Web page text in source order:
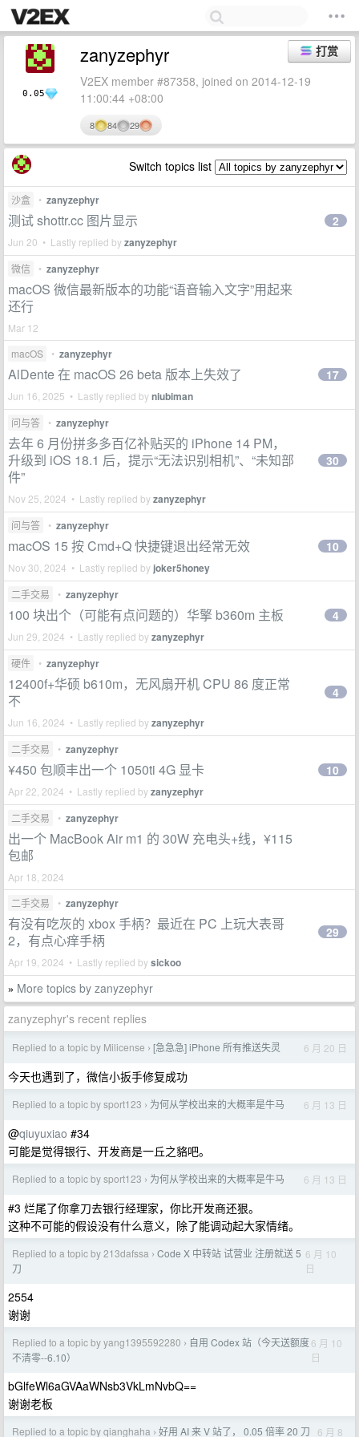
0.05
打赏
zanyzephyr
V2EX member #87358, joined on 2014-12-19
11:00:44 +08:00
8 84 29
Switch topics list
沙盒 • zanyzephyr
测试 shottr.cc 图片显示
Jun 20 • Lastly replied byzanyzephyr
2
微信 • zanyzephyr
macOS 微信最新版本的功能“语音输入文字”用起来
还行
Mar 12
macOS
• zanyzephyr
AlDente 在 macOS 26 beta 版本上失效了
Jun 16, 2025 • Lastly replied byniubiman
17
问与答 • zanyzephyr
去年 6 月份拼多多百亿补贴买的 iPhone 14 PM，
升级到 iOS 18.1 后，提示“无法识别相机”、“未知部
件”
Nov 25, 2024 • Lastly replied byzanyzephyr
30
问与答 • zanyzephyr
macOS 15 按 Cmd+Q 快捷键退出经常无效
Nov 30, 2024 • Lastly replied by joker5honey
10
二手交易 • zanyzephyr
100 块出个（可能有点问题的）华擎 b360m 主板
Jun 29, 2024 • Lastly replied byzanyzephyr
4
硬件 • zanyzephyr
12400f+华硕 b610m，无风扇开机 CPU 86 度正常
不
Jun 16, 2024 • Lastly replied byzanyzephyr
4
二手交易 • zanyzephyr
¥450 包顺丰出一个 1050ti 4G 显卡
Apr 22, 2024 • Lastly replied byzanyzephyr
10
二手交易 • zanyzephyr
出一个 MacBook Air m1 的 30W 充电头+线，¥115
包邮
Apr 18, 2024
二手交易
• zanyzephyr
有没有吃灰的 xbox 手柄？最近在 PC 上玩大表哥
2，有点心痒手柄
Apr 19, 2024 • Lastly replied bysickoo
29
» More topics by zanyzephyr
zanyzephyr's recent replies
Replied to a topic by Milicense › [急急急] iPhone 所有推送失灵 6 月 20 日
今天也遇到了，微信小扳手修复成功
Replied to a topic by sport123 › 为何从学校出来的大概率是牛马 6 月 13 日
@qiuyuxiao #34
可能是觉得银行、开发商是一丘之貉吧。
Replied to a topic by sport123 › 为何从学校出来的大概率是牛马 6 月 13 日
#3 烂尾了你拿刀去银行经理家，你比开发商还狠。
这种不可能的假设没有什么意义，除了能调动起大家情绪。
Replied to a topic by 213dafssa › Code X 中转站 试营业 注册就送 5
刀
6 月 10
日
2554
谢谢
Replied to a topic by yang1395592280 › 自用 Codex 站（今天送额度
不清零--6.10）
6 月 10
日
bGlfeWl6aGVAaWNsb3VkLmNvbQ==
谢谢老板
Replied to a topic by qianghaha › 好用 AI 来 V 站了， 0.05 倍率 20 刀 6 月 8